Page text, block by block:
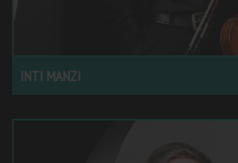
INTI MANZI